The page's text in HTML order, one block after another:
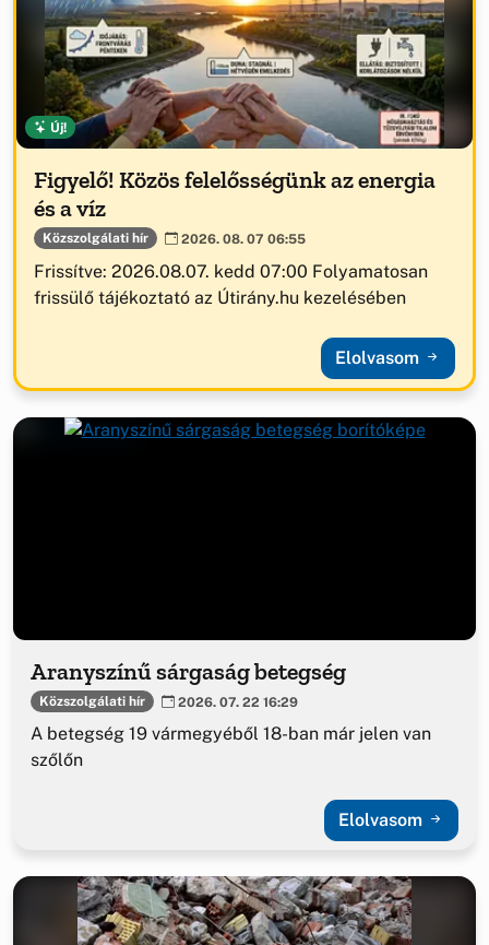
Új!
Figyelő! Közös felelősségünk az energia
és a víz
Közszolgálati hír 2026. 08. 07 06:55
Frissítve: 2026.08.07. kedd 07:00 Folyamatosan
frissülő tájékoztató az Útirány.hu kezelésében
Elolvasom
Aranyszínű sárgaság betegség
Közszolgálati hír 2026. 07. 22 16:29
A betegség 19 vármegyéből 18-ban már jelen van
szőlőn
Elolvasom